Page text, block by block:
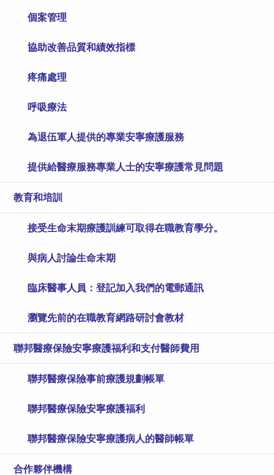
個案管理
協助改善品質和績效指標
疼痛處理
呼吸療法
為退伍軍人提供的專業安寧療護服務
提供給醫療服務專業人士的安寧療護常見問題
教育和培訓
接受生命末期療護訓練可取得在職教育學分。
與病人討論生命末期
臨床醫事人員：登記加入我們的電郵通訊
瀏覽先前的在職教育網路研討會教材
聯邦醫療保險安寧療護福利和支付醫師費用
聯邦醫療保險​​​​​​​事前療護規劃帳單
聯邦醫療保險安寧療護福利
聯邦醫療保險安寧療護病人的醫師帳單
合作夥伴機構